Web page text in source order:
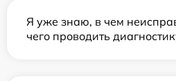
Я уже знаю, в чем
чего проводить